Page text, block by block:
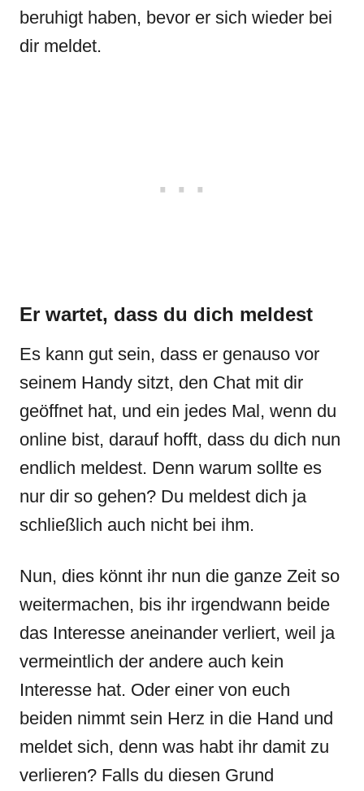
beruhigt haben, bevor er sich wieder bei
dir meldet.
Er wartet, dass du dich meldest
Es kann gut sein, dass er genauso vor
seinem Handy sitzt, den Chat mit dir
geöffnet hat, und ein jedes Mal, wenn du
online bist, darauf hofft, dass du dich nun
endlich meldest. Denn warum sollte es
nur dir so gehen? Du meldest dich ja
schließlich auch nicht bei ihm.
Nun, dies könnt ihr nun die ganze Zeit so
weitermachen, bis ihr irgendwann beide
das Interesse aneinander verliert, weil ja
vermeintlich der andere auch kein
Interesse hat. Oder einer von euch
beiden nimmt sein Herz in die Hand und
meldet sich, denn was habt ihr damit zu
verlieren? Falls du diesen Grund